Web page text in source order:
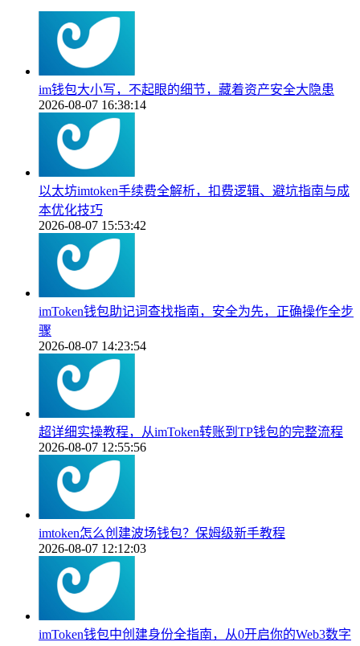
im钱包大小写，不起眼的细节，藏着资产安全大隐患
2026-08-07 16:38:14
以太坊imtoken手续费全解析，扣费逻辑、避坑指南与成
本优化技巧
2026-08-07 15:53:42
imToken钱包助记词查找指南，安全为先，正确操作全步
骤
2026-08-07 14:23:54
超详细实操教程，从imToken转账到TP钱包的完整流程
2026-08-07 12:55:56
imtoken怎么创建波场钱包？保姆级新手教程
2026-08-07 12:12:03
imToken钱包中创建身份全指南，从0开启你的Web3数字